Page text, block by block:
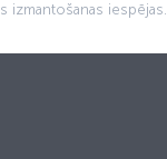
izmantošanas iespējas.